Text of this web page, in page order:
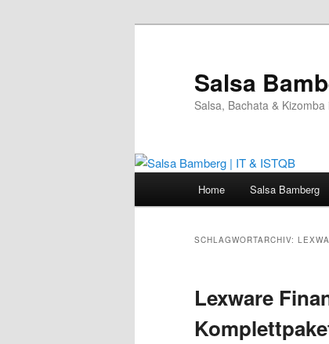
Salsa
Salsa, Bachata &
Home Salsa Bamberg
SCHLAGWORTARCHIV:
Lexware